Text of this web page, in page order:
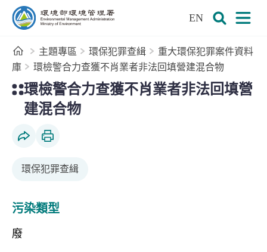
跳到主要內容區塊
EN
首頁主題專區 環保犯罪查緝
重大環保犯罪案件資料
庫
環檢警合力查獲不肖業者非法回填營建混合物
環檢警合力查獲不肖業者非法回填營
建混合物
環保犯罪查緝
污染類型
廢